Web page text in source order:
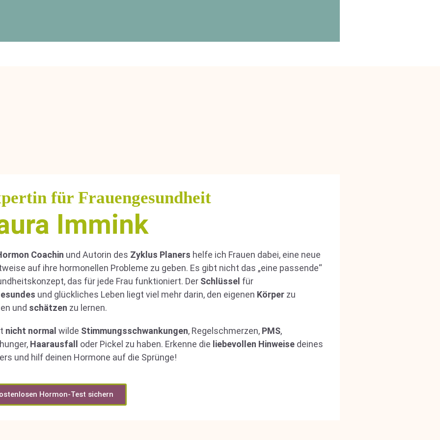
für Frauengesundheit
Immink
Coachin und Autorin des Zyklus Planers helfe ich Frauen dabei, eine neue
auf ihre hormonellen Probleme zu geben. Es gibt nicht das „eine passende“
das für jede Frau funktioniert. Der Schlüssel für
und glückliches Leben liegt viel mehr darin, den eigenen Körperzu
und schätzen zu lernen.
nicht normal wilde Stimmungsschwankungen, Regelschmerzen, PMS,
Haarausfall oder Pickel zu haben. Erkenne die liebevollen Hinweisedeines
und hilf deinen Hormone auf die Sprünge!
Hormon-Test sichern